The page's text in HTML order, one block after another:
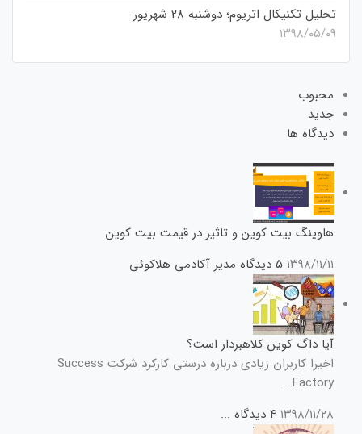
تحلیل تکنیکال اتریوم؛ دوشنبه 28 شهریور
۱۳۹۸/۰۵/۰۹
محبوب
جدید
دیدگاه ها
هاوینگ بیت کوین و تاثیر در قیمت بیت کوین
۱۳۹۸/۱۱/۱۱ ۵ دیدگاه مدیر آکادمی هلاکوئی
آیا داگ کوین کلاهبردار است؟
اخیرا کاربران زیادی درباره درستی کارکرد شرکت Success
Factory...
۱۳۹۸/۱۱/۲۸ ۴ دیدگاه ...